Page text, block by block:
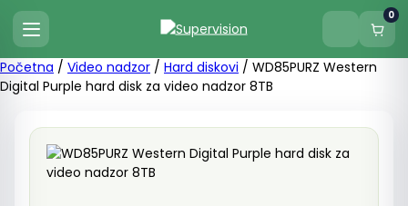
0
Početna / Video nadzor / Hard diskovi / WD85PURZ Western
Digital Purple hard disk za video nadzor 8TB